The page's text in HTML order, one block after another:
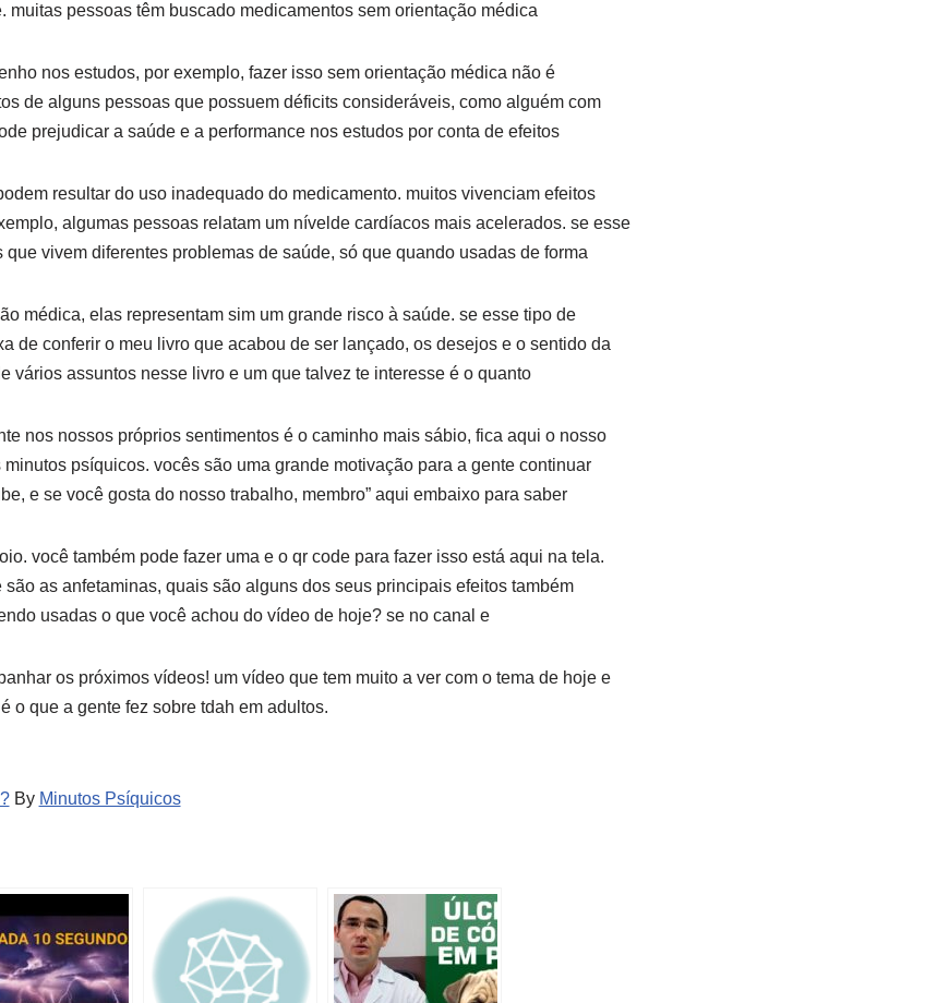
muitas pessoas têm buscado medicamentos sem orientação médica
nos estudos, por exemplo, fazer isso sem orientação médica não é
de alguns pessoas que possuem déficits consideráveis, como alguém com
prejudicar a saúde e a performance nos estudos por conta de efeitos
resultar do uso inadequado do medicamento. muitos vivenciam efeitos
algumas pessoas relatam um nívelde cardíacos mais acelerados. se esse
vivem diferentes problemas de saúde, só que quando usadas de forma
médica, elas representam sim um grande risco à saúde. se esse tipo de
de conferir o meu livro que acabou de ser lançado, os desejos e o sentido da
vários assuntos nesse livro e um que talvez te interesse é o quanto
nos nossos próprios sentimentos é o caminho mais sábio, fica aqui o nosso
psíquicos. vocês são uma grande motivação para a gente continuar
e se você gosta do nosso trabalho, membro” aqui embaixo para saber
você também pode fazer uma e o qr code para fazer isso está aqui na tela.
as anfetaminas, quais são alguns dos seus principais efeitos também
usadas o que você achou do vídeo de hoje? se no canal e
os próximos vídeos! um vídeo que tem muito a ver com o tema de hoje e
o que a gente fez sobre tdah em adultos.
By Minutos Psíquicos